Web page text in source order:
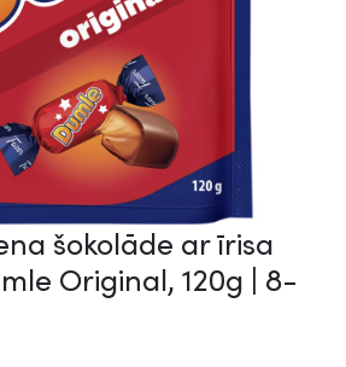
šokolāde ar īrisa
Original, 120g | 8-